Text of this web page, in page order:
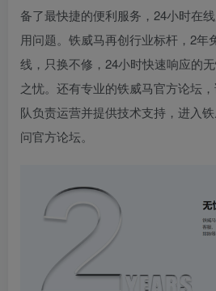
备了最快捷的便利服务，24小时在
用问题。铁威马再创行业标杆，2年
线，只换不修，24小时快速响应的
之忧。还有专业的铁威马官方论坛
队负责运营并提供技术支持，进入
问官方论坛。